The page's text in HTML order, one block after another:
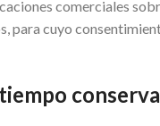
comerciales
para cuyo